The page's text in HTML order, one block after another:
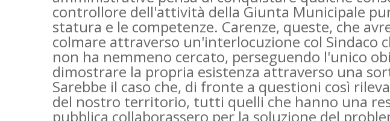
controllore dell'attività della Giunta Municipale
statura e le competenze. Carenze, queste, che
colmare attraverso un'interlocuzione col Sindaco
non ha nemmeno cercato, perseguendo l'unico
dimostrare la propria esistenza attraverso una
Sarebbe il caso che, di fronte a questioni così
del nostro territorio, tutti quelli che hanno una
pubblica collaborassero per la soluzione del